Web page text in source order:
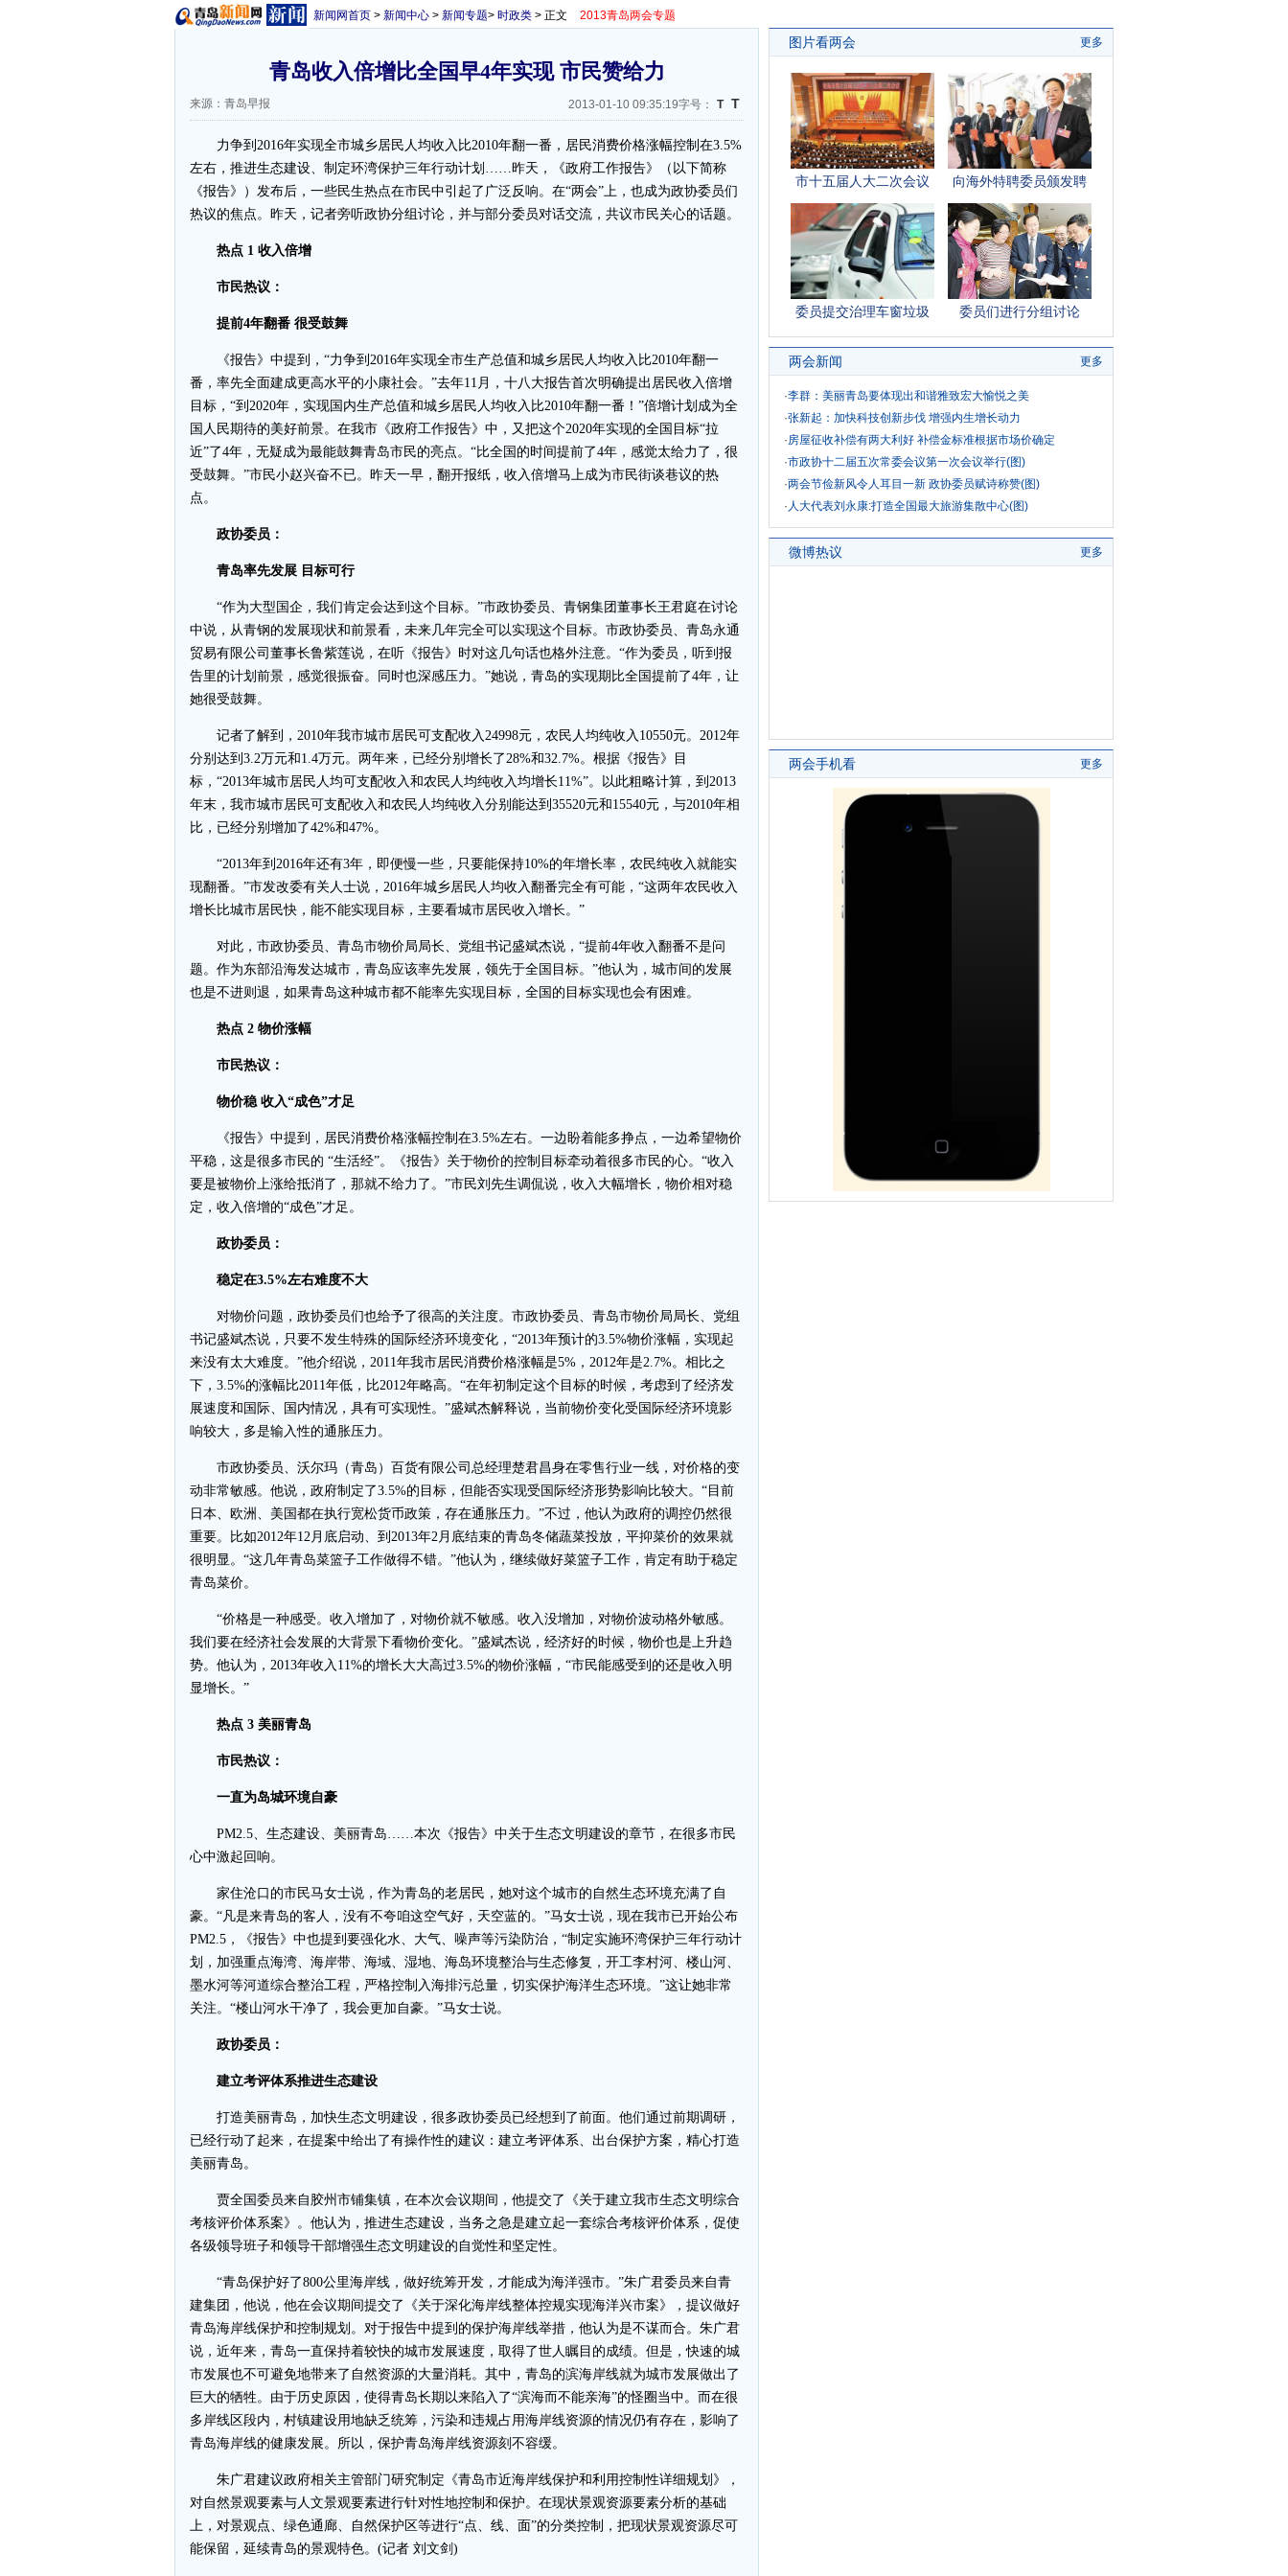
新闻网首页 > 新闻中心 > 新闻专题> 时政类 > 正文 2013青岛两会专题
青岛收入倍增比全国早4年实现 市民赞给力
来源：青岛早报 2013-01-10 09:35:19字号： T T
力争到2016年实现全市城乡居民人均收入比2010年翻一番，居民消费价格涨幅控制在3.5%
左右，推进生态建设、制定环湾保护三年行动计划……昨天，《政府工作报告》（以下简称
《报告》）发布后，一些民生热点在市民中引起了广泛反响。在“两会”上，也成为政协委员们
热议的焦点。昨天，记者旁听政协分组讨论，并与部分委员对话交流，共议市民关心的话题。
热点 1 收入倍增
市民热议：
提前4年翻番 很受鼓舞
《报告》中提到，“力争到2016年实现全市生产总值和城乡居民人均收入比2010年翻一
番，率先全面建成更高水平的小康社会。”去年11月，十八大报告首次明确提出居民收入倍增
目标，“到2020年，实现国内生产总值和城乡居民人均收入比2010年翻一番！”倍增计划成为全
国人民期待的美好前景。在我市《政府工作报告》中，又把这个2020年实现的全国目标“拉
近”了4年，无疑成为最能鼓舞青岛市民的亮点。“比全国的时间提前了4年，感觉太给力了，很
受鼓舞。”市民小赵兴奋不已。昨天一早，翻开报纸，收入倍增马上成为市民街谈巷议的热
点。
政协委员：
青岛率先发展 目标可行
“作为大型国企，我们肯定会达到这个目标。”市政协委员、青钢集团董事长王君庭在讨论
中说，从青钢的发展现状和前景看，未来几年完全可以实现这个目标。市政协委员、青岛永通
贸易有限公司董事长鲁紫莲说，在听《报告》时对这几句话也格外注意。“作为委员，听到报
告里的计划前景，感觉很振奋。同时也深感压力。”她说，青岛的实现期比全国提前了4年，让
她很受鼓舞。
记者了解到，2010年我市城市居民可支配收入24998元，农民人均纯收入10550元。2012年
分别达到3.2万元和1.4万元。两年来，已经分别增长了28%和32.7%。根据《报告》目
标，“2013年城市居民人均可支配收入和农民人均纯收入均增长11%”。以此粗略计算，到2013
年末，我市城市居民可支配收入和农民人均纯收入分别能达到35520元和15540元，与2010年相
比，已经分别增加了42%和47%。
“2013年到2016年还有3年，即便慢一些，只要能保持10%的年增长率，农民纯收入就能实
现翻番。”市发改委有关人士说，2016年城乡居民人均收入翻番完全有可能，“这两年农民收入
增长比城市居民快，能不能实现目标，主要看城市居民收入增长。”
对此，市政协委员、青岛市物价局局长、党组书记盛斌杰说，“提前4年收入翻番不是问
题。作为东部沿海发达城市，青岛应该率先发展，领先于全国目标。”他认为，城市间的发展
也是不进则退，如果青岛这种城市都不能率先实现目标，全国的目标实现也会有困难。
热点 2 物价涨幅
市民热议：
物价稳 收入“成色”才足
《报告》中提到，居民消费价格涨幅控制在3.5%左右。一边盼着能多挣点，一边希望物价
平稳，这是很多市民的 “生活经”。《报告》关于物价的控制目标牵动着很多市民的心。“收入
要是被物价上涨给抵消了，那就不给力了。”市民刘先生调侃说，收入大幅增长，物价相对稳
定，收入倍增的“成色”才足。
政协委员：
稳定在3.5%左右难度不大
对物价问题，政协委员们也给予了很高的关注度。市政协委员、青岛市物价局局长、党组
书记盛斌杰说，只要不发生特殊的国际经济环境变化，“2013年预计的3.5%物价涨幅，实现起
来没有太大难度。”他介绍说，2011年我市居民消费价格涨幅是5%，2012年是2.7%。相比之
下，3.5%的涨幅比2011年低，比2012年略高。“在年初制定这个目标的时候，考虑到了经济发
展速度和国际、国内情况，具有可实现性。”盛斌杰解释说，当前物价变化受国际经济环境影
响较大，多是输入性的通胀压力。
市政协委员、沃尔玛（青岛）百货有限公司总经理楚君昌身在零售行业一线，对价格的变
动非常敏感。他说，政府制定了3.5%的目标，但能否实现受国际经济形势影响比较大。“目前
日本、欧洲、美国都在执行宽松货币政策，存在通胀压力。”不过，他认为政府的调控仍然很
重要。比如2012年12月底启动、到2013年2月底结束的青岛冬储蔬菜投放，平抑菜价的效果就
很明显。“这几年青岛菜篮子工作做得不错。”他认为，继续做好菜篮子工作，肯定有助于稳定
青岛菜价。
“价格是一种感受。收入增加了，对物价就不敏感。收入没增加，对物价波动格外敏感。
我们要在经济社会发展的大背景下看物价变化。”盛斌杰说，经济好的时候，物价也是上升趋
势。他认为，2013年收入11%的增长大大高过3.5%的物价涨幅，“市民能感受到的还是收入明
显增长。”
热点 3 美丽青岛
市民热议：
一直为岛城环境自豪
PM2.5、生态建设、美丽青岛……本次《报告》中关于生态文明建设的章节，在很多市民
心中激起回响。
家住沧口的市民马女士说，作为青岛的老居民，她对这个城市的自然生态环境充满了自
豪。“凡是来青岛的客人，没有不夸咱这空气好，天空蓝的。”马女士说，现在我市已开始公布
PM2.5，《报告》中也提到要强化水、大气、噪声等污染防治，“制定实施环湾保护三年行动计
划，加强重点海湾、海岸带、海域、湿地、海岛环境整治与生态修复，开工李村河、楼山河、
墨水河等河道综合整治工程，严格控制入海排污总量，切实保护海洋生态环境。”这让她非常
关注。“楼山河水干净了，我会更加自豪。”马女士说。
政协委员：
建立考评体系推进生态建设
打造美丽青岛，加快生态文明建设，很多政协委员已经想到了前面。他们通过前期调研，
已经行动了起来，在提案中给出了有操作性的建议：建立考评体系、出台保护方案，精心打造
美丽青岛。
贾全国委员来自胶州市铺集镇，在本次会议期间，他提交了《关于建立我市生态文明综合
考核评价体系案》。他认为，推进生态建设，当务之急是建立起一套综合考核评价体系，促使
各级领导班子和领导干部增强生态文明建设的自觉性和坚定性。
“青岛保护好了800公里海岸线，做好统筹开发，才能成为海洋强市。”朱广君委员来自青
建集团，他说，他在会议期间提交了《关于深化海岸线整体控规实现海洋兴市案》，提议做好
青岛海岸线保护和控制规划。对于报告中提到的保护海岸线举措，他认为是不谋而合。朱广君
说，近年来，青岛一直保持着较快的城市发展速度，取得了世人瞩目的成绩。但是，快速的城
市发展也不可避免地带来了自然资源的大量消耗。其中，青岛的滨海岸线就为城市发展做出了
巨大的牺牲。由于历史原因，使得青岛长期以来陷入了“滨海而不能亲海”的怪圈当中。而在很
多岸线区段内，村镇建设用地缺乏统筹，污染和违规占用海岸线资源的情况仍有存在，影响了
青岛海岸线的健康发展。所以，保护青岛海岸线资源刻不容缓。
朱广君建议政府相关主管部门研究制定《青岛市近海岸线保护和利用控制性详细规划》，
对自然景观要素与人文景观要素进行针对性地控制和保护。在现状景观资源要素分析的基础
上，对景观点、绿色通廊、自然保护区等进行“点、线、面”的分类控制，把现状景观资源尽可
能保留，延续青岛的景观特色。(记者 刘文剑)
图片看两会 更多
市十五届人大二次会议
开幕
向海外特聘委员颁发聘
书
委员提交治理车窗垃圾
提案
委员们进行分组讨论
两会新闻 更多
·李群：美丽青岛要体现出和谐雅致宏大愉悦之美
·张新起：加快科技创新步伐 增强内生增长动力
·房屋征收补偿有两大利好 补偿金标准根据市场价确定
·市政协十二届五次常委会议第一次会议举行(图)
·两会节俭新风令人耳目一新 政协委员赋诗称赞(图)
· 人大代表刘永康:打造全国最大旅游集散中心(图)
微博热议 更多
两会手机看 更多